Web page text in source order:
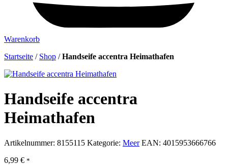
Warenkorb
Startseite / Shop /Handseife accentra Heimathafen
Handseife accentra
Heimathafen
Artikelnummer: 8155115 Kategorie: Meer EAN: 4015953666766
6,99 € *